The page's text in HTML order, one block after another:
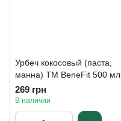
Урбеч кокосовый (паста,
манна) ТМ BeneFit 500 мл
269 грн
В наличии